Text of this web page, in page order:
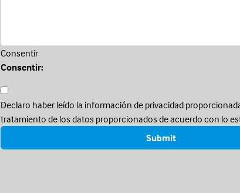
Consentir
Consentir:
Declaro haber leído la información de privacidad
tratamiento de los datos proporcionados de acuerdo con lo